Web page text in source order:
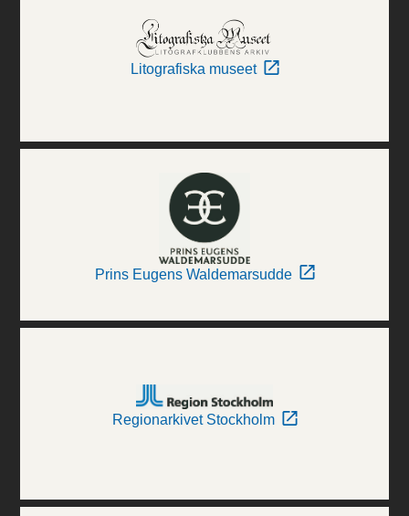
Litografiska museet
Prins Eugens Waldemarsudde
Regionarkivet Stockholm